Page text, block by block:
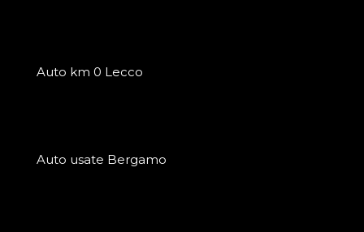
Auto km 0 Lecco
Auto usate Bergamo